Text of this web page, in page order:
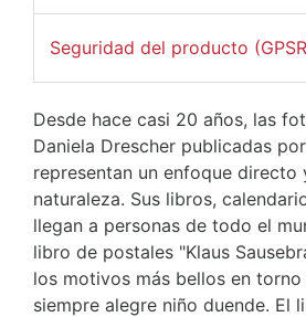
Seguridad del producto
Desde hace casi 20 años, las
Daniela Drescher publicadas
representan un enfoque directo
naturaleza. Sus libros,
llegan a personas de todo el
libro de postales "Klaus
los motivos más bellos en
siempre alegre niño duende. El